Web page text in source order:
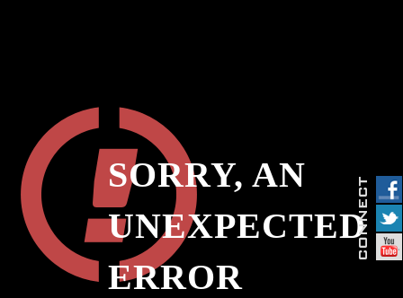
SORRY, AN
UNEXPECTED
ERROR